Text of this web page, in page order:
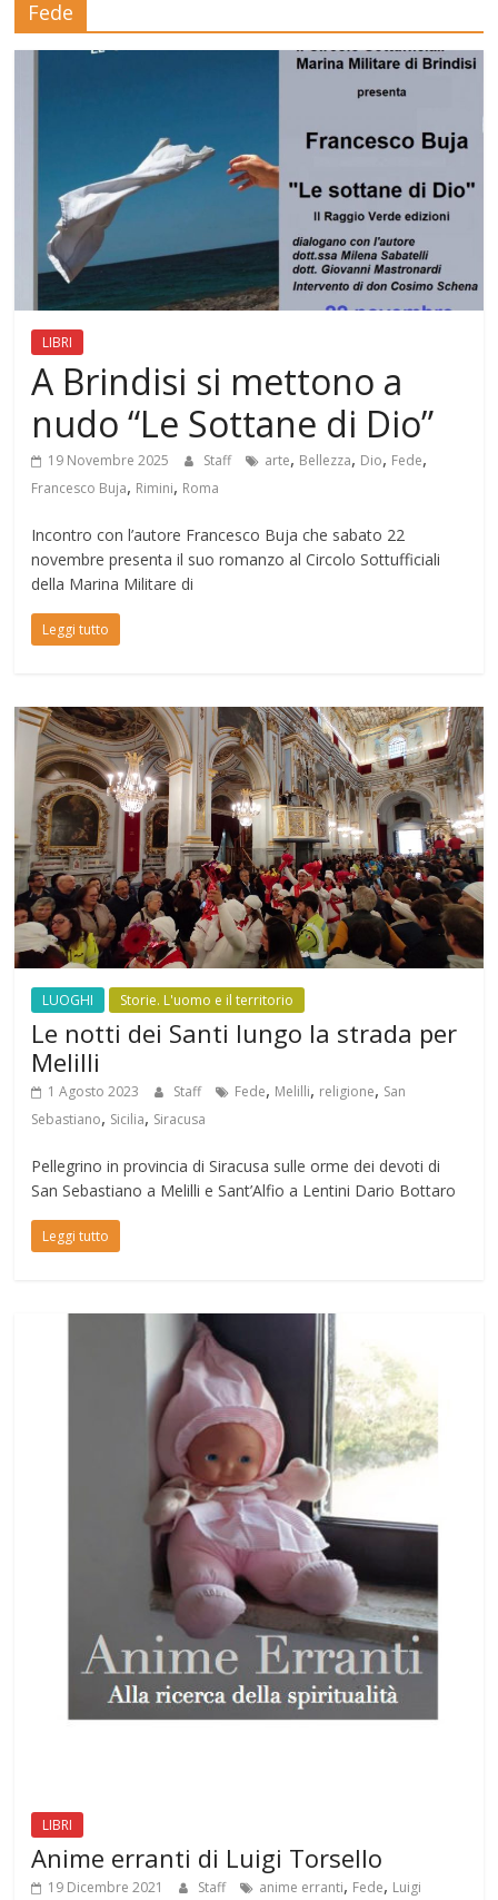
Mensile
di
curiosità
Fede
LIBRI
A Brindisi si mettono a
nudo “Le Sottane di Dio”
19 Novembre 2025 Staff arte, Bellezza, Dio, Fede,
Francesco Buja, Rimini, Roma
Incontro con l’autore Francesco Buja che sabato 22
novembre presenta il suo romanzo al Circolo Sottufficiali
della Marina Militare di
Leggi tutto
LUOGHI Storie. L'uomo e il territorio
Le notti dei Santi lungo la strada per
Melilli
1 Agosto 2023 Staff Fede, Melilli, religione, San
Sebastiano, Sicilia, Siracusa
Pellegrino in provincia di Siracusa sulle orme dei devoti di
San Sebastiano a Melilli e Sant’Alfio a Lentini Dario Bottaro
Leggi tutto
LIBRI
Anime erranti di Luigi Torsello
19 Dicembre 2021 Staff anime erranti, Fede, Luigi